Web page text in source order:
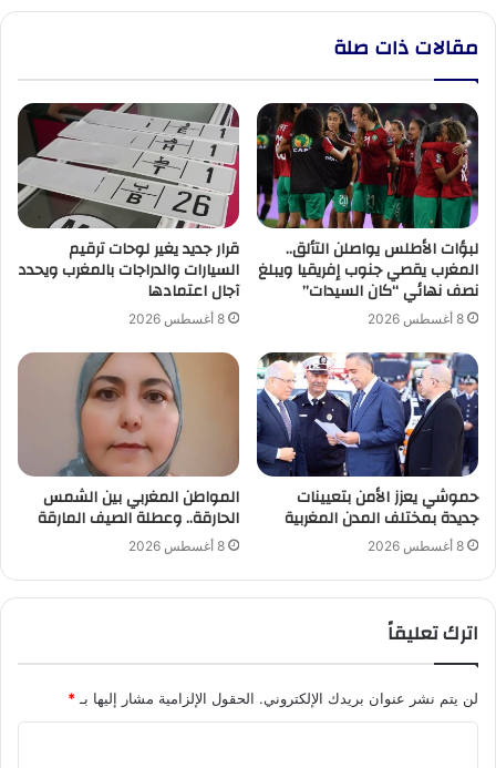
مقالات ذات صلة
لبؤات الأطلس يواصلن التألق..
المغرب يقصي جنوب إفريقيا ويبلغ
نصف نهائي “كان السيدات”
8 أغسطس 2026
قرار جديد يغير لوحات ترقيم
السيارات والدراجات بالمغرب ويحدد
آجال اعتمادها
8 أغسطس 2026
حموشي يعزز الأمن بتعيينات
جديدة بمختلف المدن المغربية
8 أغسطس 2026
المواطن المغربي بين الشمس
الحارقة.. وعطلة الصيف المارقة
8 أغسطس 2026
اترك تعليقاً
لن يتم نشر عنوان بريدك الإلكتروني. الحقول الإلزامية مشار إليها بـ*